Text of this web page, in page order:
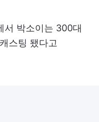
서 박소이는 300대
스팅 됐다고